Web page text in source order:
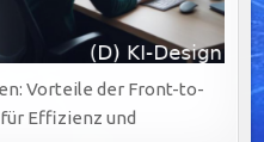
Vorteile der Front-to-
Effizienz und